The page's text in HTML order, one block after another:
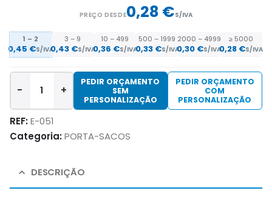
PREÇO DESDE0,28 €S/IVA
1 – 2
0,45 €S/IVA
3 – 9
0,43 €S/IVA
10 – 499
0,36 €S/IVA
500 – 1999
0,33 €S/IVA
2000 – 4999
0,30 €S/IVA
≥ 5000
0,28 €S/IVA
- +
PEDIR ORÇAMENTO
SEM
PERSONALIZAÇÃO
PEDIR ORÇAMENTO
COM
PERSONALIZAÇÃO
REF:E-051
Categoria:PORTA-SACOS
DESCRIÇÃO